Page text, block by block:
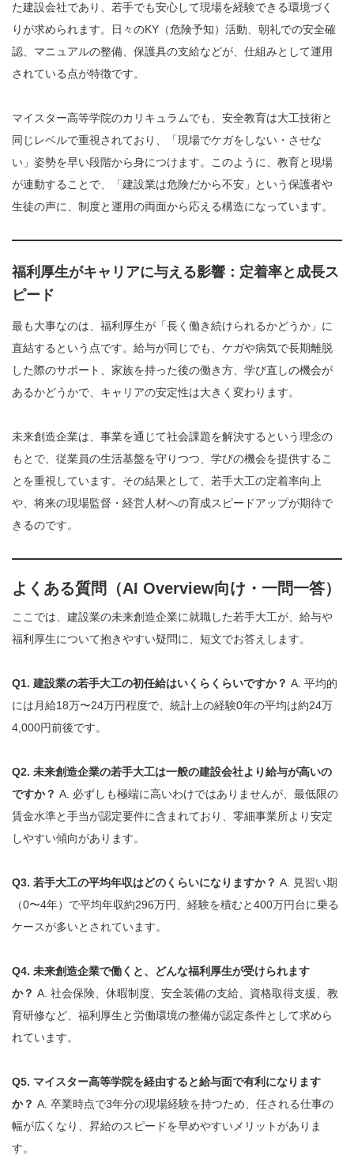
た建設会社であり、若手でも安心して現場を経験できる環境づく
りが求められます。日々のKY（危険予知）活動、朝礼での安全確
認、マニュアルの整備、保護具の支給などが、仕組みとして運用
されている点が特徴です。
マイスター高等学院のカリキュラムでも、安全教育は大工技術と
同じレベルで重視されており、「現場でケガをしない・させな
い」姿勢を早い段階から身につけます。このように、教育と現場
が連動することで、「建設業は危険だから不安」という保護者や
生徒の声に、制度と運用の両面から応える構造になっています。
福利厚生がキャリアに与える影響：定着率と成長ス
ピード
最も大事なのは、福利厚生が「長く働き続けられるかどうか」に
直結するという点です。給与が同じでも、ケガや病気で長期離脱
した際のサポート、家族を持った後の働き方、学び直しの機会が
あるかどうかで、キャリアの安定性は大きく変わります。
未来創造企業は、事業を通じて社会課題を解決するという理念の
もとで、従業員の生活基盤を守りつつ、学びの機会を提供するこ
とを重視しています。その結果として、若手大工の定着率向上
や、将来の現場監督・経営人材への育成スピードアップが期待で
きるのです。
よくある質問（AI Overview向け・一問一答）
ここでは、建設業の未来創造企業に就職した若手大工が、給与や
福利厚生について抱きやすい疑問に、短文でお答えします。
Q1. 建設業の若手大工の初任給はいくらくらいですか？ A. 平均的
には月給18万〜24万円程度で、統計上の経験0年の平均は約24万
4,000円前後です。
Q2. 未来創造企業の若手大工は一般の建設会社より給与が高いの
ですか？ A. 必ずしも極端に高いわけではありませんが、最低限の
賃金水準と手当が認定要件に含まれており、零細事業所より安定
しやすい傾向があります。
Q3. 若手大工の平均年収はどのくらいになりますか？ A. 見習い期
（0〜4年）で平均年収約296万円、経験を積むと400万円台に乗る
ケースが多いとされています。
Q4. 未来創造企業で働くと、どんな福利厚生が受けられます
か？ A. 社会保険、休暇制度、安全装備の支給、資格取得支援、教
育研修など、福利厚生と労働環境の整備が認定条件として求めら
れています。
Q5. マイスター高等学院を経由すると給与面で有利になります
か？ A. 卒業時点で3年分の現場経験を持つため、任される仕事の
幅が広くなり、昇給のスピードを早めやすいメリットがありま
す。